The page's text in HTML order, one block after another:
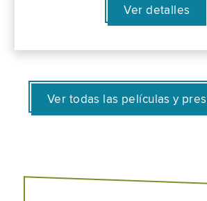
Ver detalles
Ver todas las películas y